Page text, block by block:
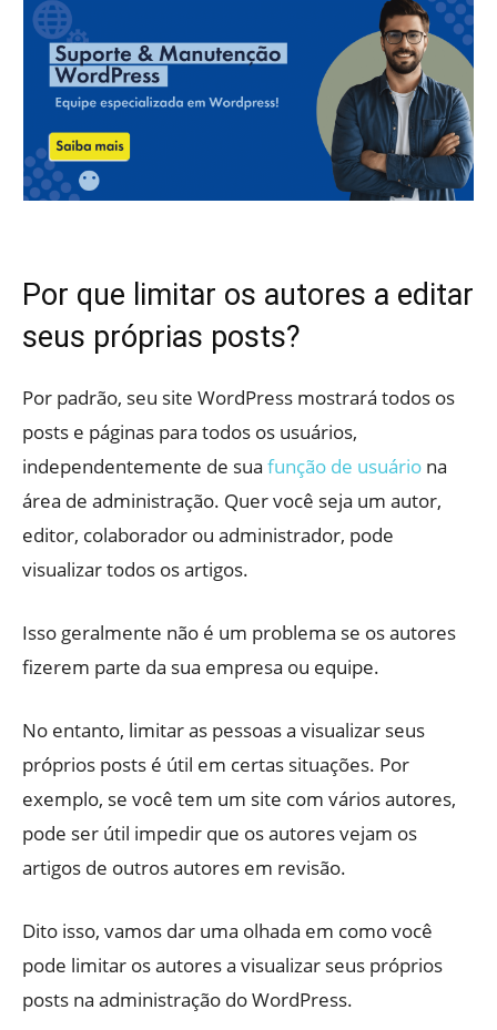
Por que limitar os autores a editar
seus próprias posts?
Por padrão, seu site WordPress mostrará todos os
posts e páginas para todos os usuários,
independentemente de sua função de usuário na
área de administração. Quer você seja um autor,
editor, colaborador ou administrador, pode
visualizar todos os artigos.
Isso geralmente não é um problema se os autores
fizerem parte da sua empresa ou equipe.
No entanto, limitar as pessoas a visualizar seus
próprios posts é útil em certas situações. Por
exemplo, se você tem um site com vários autores,
pode ser útil impedir que os autores vejam os
artigos de outros autores em revisão.
Dito isso, vamos dar uma olhada em como você
pode limitar os autores a visualizar seus próprios
posts na administração do WordPress.